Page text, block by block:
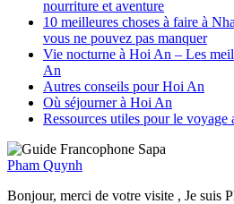
nourriture et aventure
10 meilleures choses à faire à
vous ne pouvez pas manquer
Vie nocturne à Hoi An – Les
An
Autres conseils pour Hoi An
Où séjourner à Hoi An
Ressources utiles pour le voyage
Pham Quynh
Bonjour, merci de votre visite , Je suis